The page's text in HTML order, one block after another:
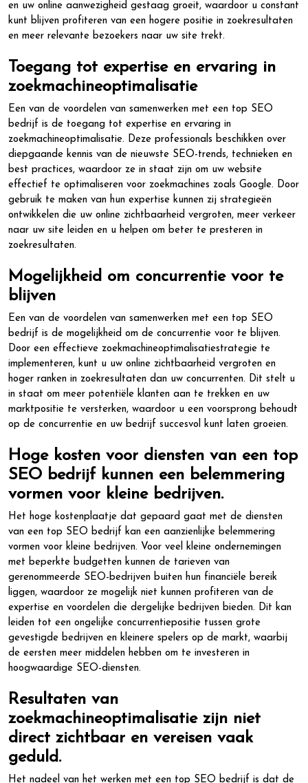
en uw online aanwezigheid gestaag groeit, waardoor u constant
kunt blijven profiteren van een hogere positie in zoekresultaten
en meer relevante bezoekers naar uw site trekt.
Toegang tot expertise en ervaring in
zoekmachineoptimalisatie
Een van de voordelen van samenwerken met een top SEO
bedrijf is de toegang tot expertise en ervaring in
zoekmachineoptimalisatie. Deze professionals beschikken over
diepgaande kennis van de nieuwste SEO-trends, technieken en
best practices, waardoor ze in staat zijn om uw website
effectief te optimaliseren voor zoekmachines zoals Google. Door
gebruik te maken van hun expertise kunnen zij strategieën
ontwikkelen die uw online zichtbaarheid vergroten, meer verkeer
naar uw site leiden en u helpen om beter te presteren in
zoekresultaten.
Mogelijkheid om concurrentie voor te
blijven
Een van de voordelen van samenwerken met een top SEO
bedrijf is de mogelijkheid om de concurrentie voor te blijven.
Door een effectieve zoekmachineoptimalisatiestrategie te
implementeren, kunt u uw online zichtbaarheid vergroten en
hoger ranken in zoekresultaten dan uw concurrenten. Dit stelt u
in staat om meer potentiële klanten aan te trekken en uw
marktpositie te versterken, waardoor u een voorsprong behoudt
op de concurrentie en uw bedrijf succesvol kunt laten groeien.
Hoge kosten voor diensten van een top
SEO bedrijf kunnen een belemmering
vormen voor kleine bedrijven.
Het hoge kostenplaatje dat gepaard gaat met de diensten
van een top SEO bedrijf kan een aanzienlijke belemmering
vormen voor kleine bedrijven. Voor veel kleine ondernemingen
met beperkte budgetten kunnen de tarieven van
gerenommeerde SEO-bedrijven buiten hun financiële bereik
liggen, waardoor ze mogelijk niet kunnen profiteren van de
expertise en voordelen die dergelijke bedrijven bieden. Dit kan
leiden tot een ongelijke concurrentiepositie tussen grote
gevestigde bedrijven en kleinere spelers op de markt, waarbij
de eersten meer middelen hebben om te investeren in
hoogwaardige SEO-diensten.
Resultaten van
zoekmachineoptimalisatie zijn niet
direct zichtbaar en vereisen vaak
geduld.
Het nadeel van het werken met een top SEO bedrijf is dat de